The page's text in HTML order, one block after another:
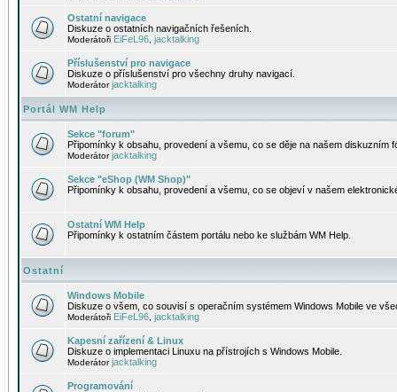
Ostatní navigace
Diskuze o ostatních navigačních řešeních.
Moderátoři EiFeL96 jacktalking
Příslušenství pro navigace
Diskuze o příslušenství pro všechny druhy navigací.
Moderátorjacktalking
Portál WM Help
Sekce "forum"
Připomínky k obsahu, provedení a všemu, co se děje na našem diskuzním
Moderátorjacktalking
Sekce "eShop (WM Shop)"
Připomínky k obsahu, provedení a všemu, co se objeví v našem
Ostatní WM Help
Připomínky k ostatním částem portálu nebo ke službám WM Help.
Ostatní
Windows Mobile
Diskuze o všem, co souvisí s operačním systémem Windows Mobile ve
Moderátoři EiFeL96 jacktalking
Kapesní zařízení & Linux
Diskuze o implementaci Linuxu na přístrojích s Windows Mobile.
Moderátorjacktalking
Programování